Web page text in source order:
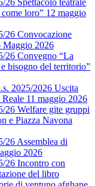
26 Spettacolo teatrale
loro” 12 maggio
26 Convocazione
Maggio 2026
26 Convegno “La
bisogno del territorio”
2025/2026 Uscita
11 maggio 2026
26 Welfare gite gruppi
e Piazza Navona
26 Assemblea di
2026
26 Incontro con
del libro